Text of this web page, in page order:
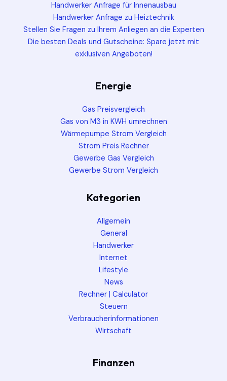
Handwerker Anfrage für Innenausbau
Handwerker Anfrage zu Heiztechnik
Stellen Sie Fragen zu Ihrem Anliegen an die Experten
Die besten Deals und Gutscheine: Spare jetzt mit
exklusiven Angeboten!
Energie
Gas Preisvergleich
Gas von M3 in KWH umrechnen
Wärmepumpe Strom Vergleich
Strom Preis Rechner
Gewerbe Gas Vergleich
Gewerbe Strom Vergleich
Kategorien
Allgemein
General
Handwerker
Internet
Lifestyle
News
Rechner | Calculator
Steuern
Verbraucherinformationen
Wirtschaft
Finanzen